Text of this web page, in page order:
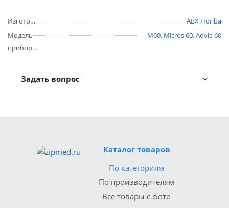
Изготовитель
ABX Horiba
Модель
прибора
M60, Micros 60,Advia 60
Задать вопрос
Каталог товаров
По категориям
По производителям
Все товары с фото